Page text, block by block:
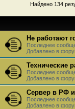
Найдено 134
Не работают
Последнее
Добавлено в
Технические
Последнее
Добавлено в
Сервер в РФ
Последнее
Добавлено в